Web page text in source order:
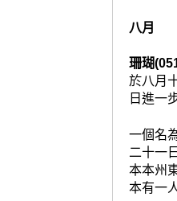
八月
珊瑚
於八月
日進一
一個名
二十一
本本州
本有一